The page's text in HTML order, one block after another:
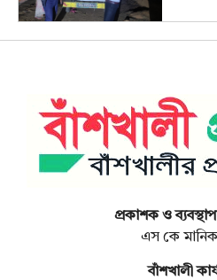
প্রকাশক ও
এস কে
বাঁশখালী